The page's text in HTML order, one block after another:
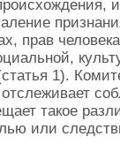
прав
1).
такое
или